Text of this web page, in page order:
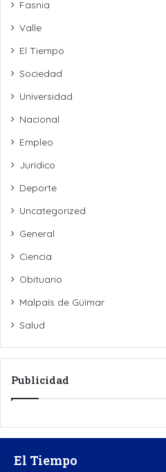
Fasnia
Valle
El Tiempo
Sociedad
Universidad
Nacional
Empleo
Jurídico
Deporte
Uncategorized
General
Ciencia
Obituario
Malpaís de Güímar
Salud
Publicidad
El Tiempo